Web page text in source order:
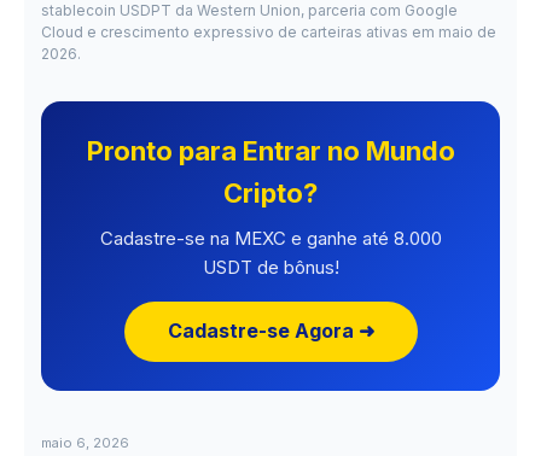
stablecoin USDPT da Western Union, parceria com Google
Cloud e crescimento expressivo de carteiras ativas em maio de
2026.
Pronto para Entrar no Mundo
Cripto?
Cadastre-se na MEXC e ganhe até 8.000
USDT de bônus!
Cadastre-se Agora ➜
maio 6, 2026